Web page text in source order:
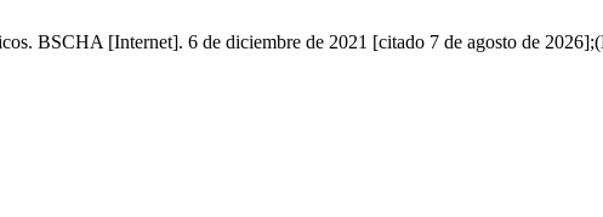
BSCHA [Internet]. 6 de diciembre de 2021 [citado 7 de agosto de